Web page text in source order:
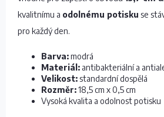
kvalitnímu a odolnému potisku se
pro každý den.
Barva:modrá
Materiál: antibakteriální a
Velikost:standardní dospělá
Rozměr:18,5 cm x 0,5 cm
Vysoká kvalita a odolnost potisku